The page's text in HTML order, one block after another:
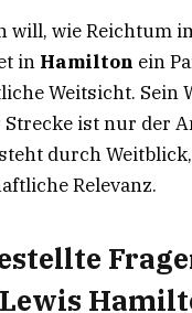
will, wie Reichtum
in Hamilton ein
Weitsicht. Sein
ist nur der
durch
Relevanz.